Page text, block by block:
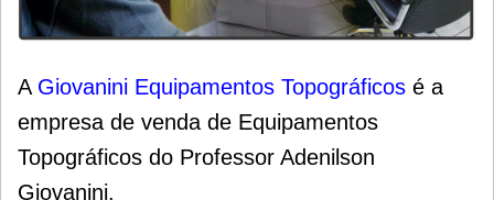
A Giovanini Equipamentos Topográficos é a
empresa de venda de Equipamentos
Topográficos do Professor Adenilson
Giovanini.